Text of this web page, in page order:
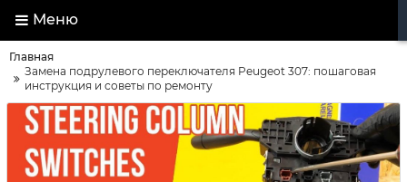
Меню
Главная
Замена подрулевого переключателя Peugeot 307: пошаговая
инструкция и советы по ремонту